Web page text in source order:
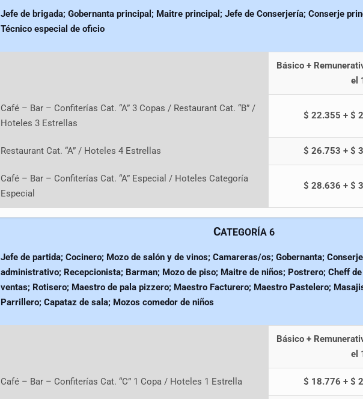
Jefe de brigada; Gobernanta principal; Maitre principal; Jefe de Conserjería; Conserje
Técnico especial de oficio
Básico +
el
Café – Bar – Confiterías Cat. “A” 3 Copas / Restaurant Cat. “B” /
Hoteles 3 Estrellas
$ 22.355 + $
Restaurant Cat. “A” / Hoteles 4 Estrellas $ 26.753 + $
Café – Bar – Confiterías Cat. “A” Especial / Hoteles Categoría
Especial
$ 28.636 + $
CATEGORÍA 6
Jefe de partida; Cocinero; Mozo de salón y de vinos; Camareras/os; Gobernanta;
administrativo; Recepcionista; Barman; Mozo de piso; Maitre de niños; Postrero; Cheff
ventas; Rotisero; Maestro de pala pizzero; Maestro Facturero; Maestro Pastelero;
Parrillero; Capataz de sala; Mozos comedor de niños
Básico +
el
Café – Bar – Confiterías Cat. “C” 1 Copa / Hoteles 1 Estrella $ 18.776 + $